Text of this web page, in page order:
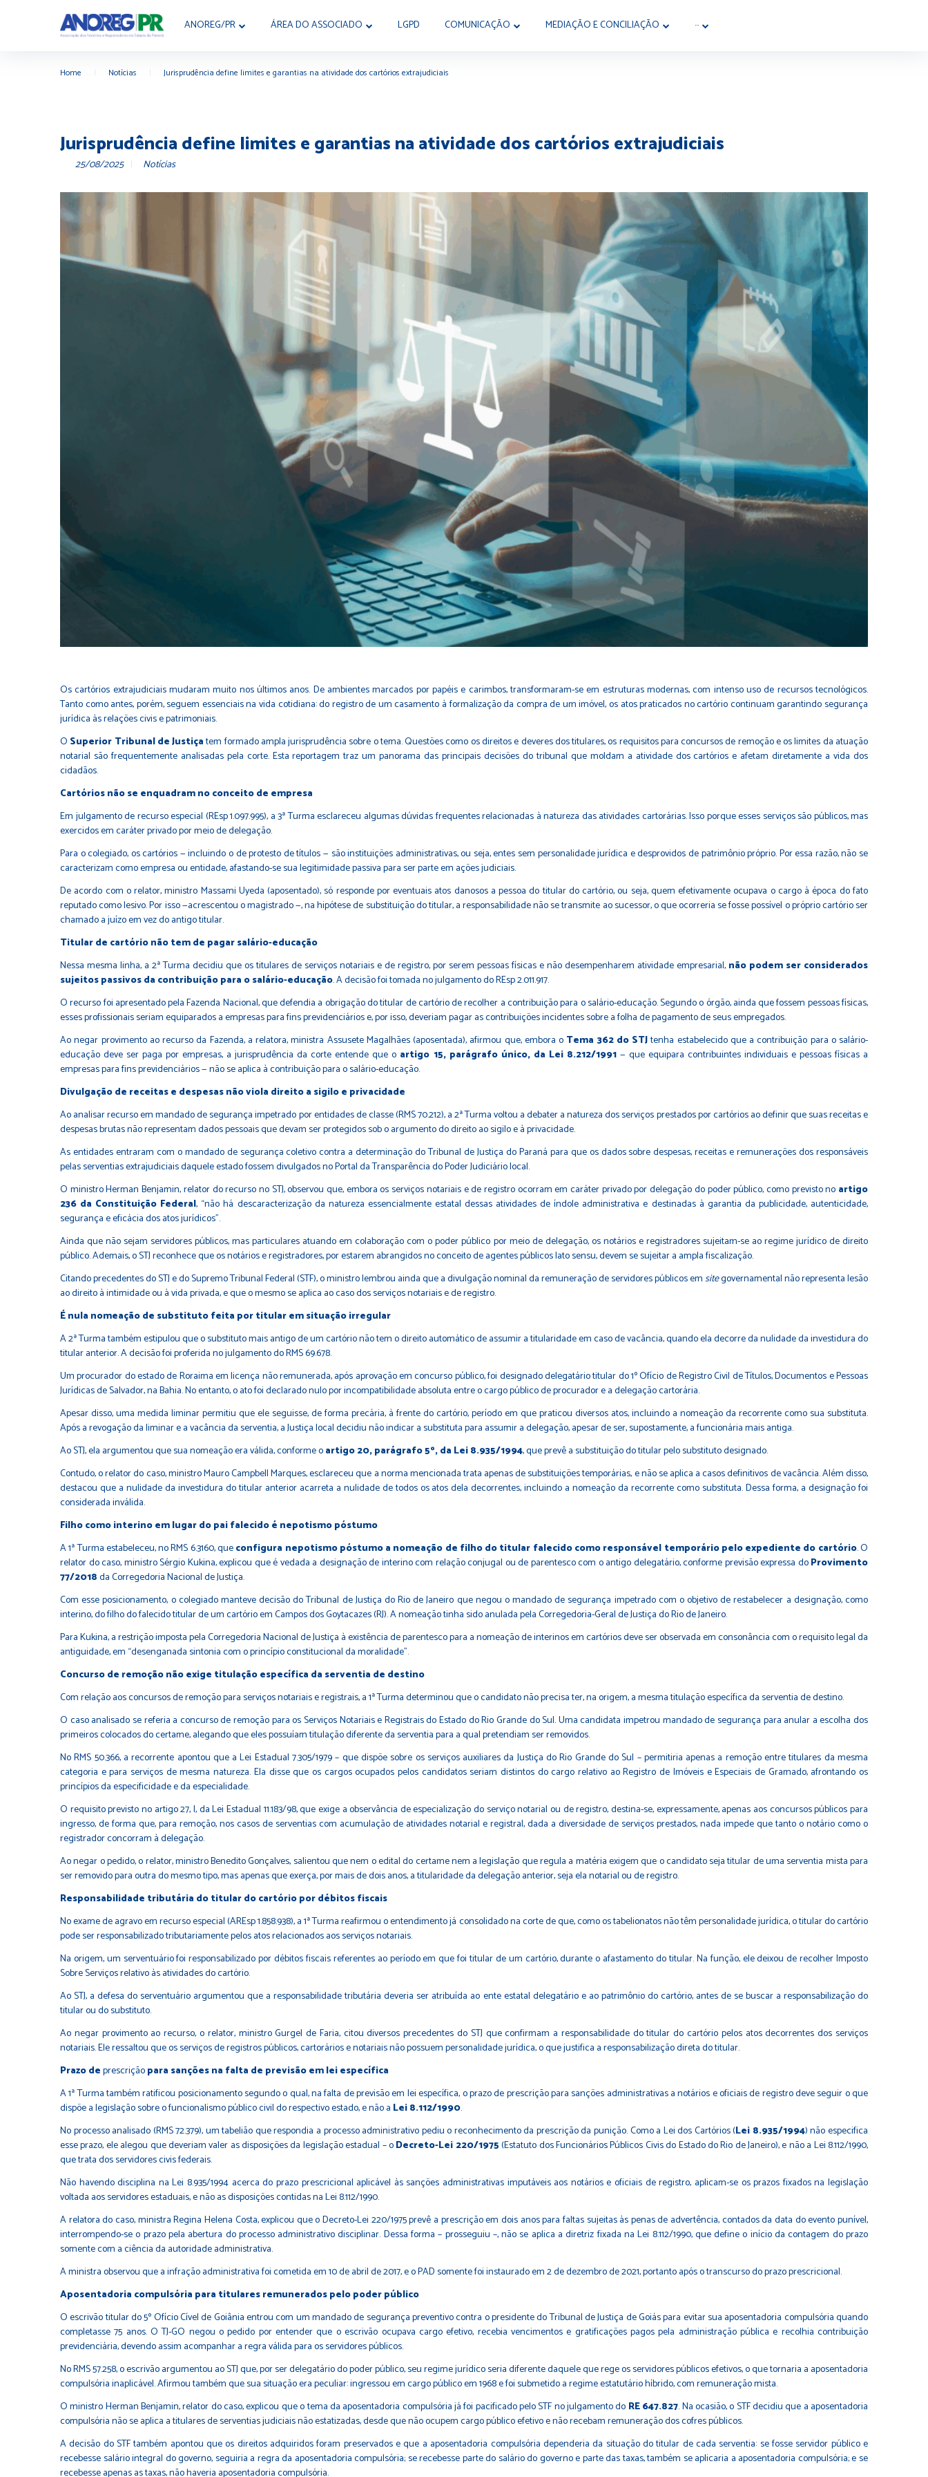
ANOREG/PR ÁREA DO ASSOCIADO LGPD COMUNICAÇÃO MEDIAÇÃO E CONCILIAÇÃO ···
Home Notícias Jurisprudência define limites e garantias na atividade dos cartórios extrajudiciais
Jurisprudência define limites e garantias na atividade dos cartórios extrajudiciais
25/08/2025 Notícias
Os cartórios extrajudiciais mudaram muito nos últimos anos. De ambientes marcados por papéis e carimbos, transformaram-se em estruturas modernas, com intenso uso de recursos tecnológicos.
Tanto como antes, porém, seguem essenciais na vida cotidiana: do registro de um casamento à formalização da compra de um imóvel, os atos praticados no cartório continuam garantindo segurança
jurídica às relações civis e patrimoniais.
O Superior Tribunal de Justiçatem formado ampla jurisprudência sobre o tema. Questões como os direitos e deveres dos titulares, os requisitos para concursos de remoção e os limites da atuação
notarial são frequentemente analisadas pela corte. Esta reportagem traz um panorama das principais decisões do tribunal que moldam a atividade dos cartórios e afetam diretamente a vida dos
cidadãos.
Cartórios não se enquadram no conceito de empresa
Em julgamento de recurso especial (REsp 1.097.995), a 3ª Turma esclareceu algumas dúvidas frequentes relacionadas à natureza das atividades cartorárias. Isso porque esses serviços são públicos, mas
exercidos em caráter privado por meio de delegação.
Para o colegiado, os cartórios — incluindo o de protesto de títulos — são instituições administrativas, ou seja, entes sem personalidade jurídica e desprovidos de patrimônio próprio. Por essa razão, não se
caracterizam como empresa ou entidade, afastando-se sua legitimidade passiva para ser parte em ações judiciais.
De acordo com o relator, ministro Massami Uyeda (aposentado), só responde por eventuais atos danosos a pessoa do titular do cartório, ou seja, quem efetivamente ocupava o cargo à época do fato
reputado como lesivo. Por isso —acrescentou o magistrado —, na hipótese de substituição do titular, a responsabilidade não se transmite ao sucessor, o que ocorreria se fosse possível o próprio cartório ser
chamado a juízo em vez do antigo titular.
Titular de cartório não tem de pagar salário-educação
Nessa mesma linha, a 2ª Turma decidiu que os titulares de serviços notariais e de registro, por serem pessoas físicas e não desempenharem atividade empresarial, não podem ser considerados
sujeitos passivos da contribuição para o salário-educação. A decisão foi tomada no julgamento do REsp 2.011.917.
O recurso foi apresentado pela Fazenda Nacional, que defendia a obrigação do titular de cartório de recolher a contribuição para o salário-educação. Segundo o órgão, ainda que fossem pessoas físicas,
esses profissionais seriam equiparados a empresas para fins previdenciários e, por isso, deveriam pagar as contribuições incidentes sobre a folha de pagamento de seus empregados.
Ao negar provimento ao recurso da Fazenda, a relatora, ministra Assusete Magalhães (aposentada), afirmou que, embora o Tema 362 do STJtenha estabelecido que a contribuição para o salário-
educação deve ser paga por empresas, a jurisprudência da corte entende que o artigo 15, parágrafo único, da Lei 8.212/1991— que equipara contribuintes individuais e pessoas físicas a
empresas para fins previdenciários — não se aplica à contribuição para o salário-educação.
Divulgação de receitas e despesas não viola direito a sigilo e privacidade
Ao analisar recurso em mandado de segurança impetrado por entidades de classe (RMS 70.212), a 2ª Turma voltou a debater a natureza dos serviços prestados por cartórios ao definir que suas receitas e
despesas brutas não representam dados pessoais que devam ser protegidos sob o argumento do direito ao sigilo e à privacidade.
As entidades entraram com o mandado de segurança coletivo contra a determinação do Tribunal de Justiça do Paraná para que os dados sobre despesas, receitas e remunerações dos responsáveis
pelas serventias extrajudiciais daquele estado fossem divulgados no Portal da Transparência do Poder Judiciário local.
O ministro Herman Benjamin, relator do recurso no STJ, observou que, embora os serviços notariais e de registro ocorram em caráter privado por delegação do poder público, como previsto no artigo
236 da Constituição Federal, “não há descaracterização da natureza essencialmente estatal dessas atividades de índole administrativa e destinadas à garantia da publicidade, autenticidade,
segurança e eficácia dos atos jurídicos”.
Ainda que não sejam servidores públicos, mas particulares atuando em colaboração com o poder público por meio de delegação, os notários e registradores sujeitam-se ao regime jurídico de direito
público. Ademais, o STJ reconhece que os notários e registradores, por estarem abrangidos no conceito de agentes públicos lato sensu, devem se sujeitar a ampla fiscalização.
Citando precedentes do STJ e do Supremo Tribunal Federal (STF), o ministro lembrou ainda que a divulgação nominal da remuneração de servidores públicos emsitegovernamental não representa lesão
ao direito à intimidade ou à vida privada, e que o mesmo se aplica ao caso dos serviços notariais e de registro.
É nula nomeação de substituto feita por titular em situação irregular
A 2ª Turma também estipulou que o substituto mais antigo de um cartório não tem o direito automático de assumir a titularidade em caso de vacância, quando ela decorre da nulidade da investidura do
titular anterior. A decisão foi proferida no julgamento do RMS 69.678.
Um procurador do estado de Roraima em licença não remunerada, após aprovação em concurso público, foi designado delegatário titular do 1º Ofício de Registro Civil de Títulos, Documentos e Pessoas
Jurídicas de Salvador, na Bahia. No entanto, o ato foi declarado nulo por incompatibilidade absoluta entre o cargo público de procurador e a delegação cartorária.
Apesar disso, uma medida liminar permitiu que ele seguisse, de forma precária, à frente do cartório, período em que praticou diversos atos, incluindo a nomeação da recorrente como sua substituta.
Após a revogação da liminar e a vacância da serventia, a Justiça local decidiu não indicar a substituta para assumir a delegação, apesar de ser, supostamente, a funcionária mais antiga.
Ao STJ, ela argumentou que sua nomeação era válida, conforme oartigo 20, parágrafo 5º, da Lei 8.935/1994, que prevê a substituição do titular pelo substituto designado.
Contudo, o relator do caso, ministro Mauro Campbell Marques, esclareceu que a norma mencionada trata apenas de substituições temporárias, e não se aplica a casos definitivos de vacância. Além disso,
destacou que a nulidade da investidura do titular anterior acarreta a nulidade de todos os atos dela decorrentes, incluindo a nomeação da recorrente como substituta. Dessa forma, a designação foi
considerada inválida.
Filho como interino em lugar do pai falecido é nepotismo póstumo
A 1ª Turma estabeleceu, no RMS 6.3160, queconfigura nepotismo póstumo a nomeação de filho do titular falecido como responsável temporário pelo expediente do cartório. O
relator do caso, ministro Sérgio Kukina, explicou que é vedada a designação de interino com relação conjugal ou de parentesco com o antigo delegatário, conforme previsão expressa doProvimento
77/2018da Corregedoria Nacional de Justiça.
Com esse posicionamento, o colegiado manteve decisão do Tribunal de Justiça do Rio de Janeiro que negou o mandado de segurança impetrado com o objetivo de restabelecer a designação, como
interino, do filho do falecido titular de um cartório em Campos dos Goytacazes (RJ). A nomeação tinha sido anulada pela Corregedoria-Geral de Justiça do Rio de Janeiro.
Para Kukina, a restrição imposta pela Corregedoria Nacional de Justiça à existência de parentesco para a nomeação de interinos em cartórios deve ser observada em consonância com o requisito legal da
antiguidade, em “desenganada sintonia com o princípio constitucional da moralidade”.
Concurso de remoção não exige titulação específica da serventia de destino
Com relação aos concursos de remoção para serviços notariais e registrais, a 1ª Turma determinou que o candidato não precisa ter, na origem, a mesma titulação específica da serventia de destino.
O caso analisado se referia a concurso de remoção para os Serviços Notariais e Registrais do Estado do Rio Grande do Sul. Uma candidata impetrou mandado de segurança para anular a escolha dos
primeiros colocados do certame, alegando que eles possuíam titulação diferente da serventia para a qual pretendiam ser removidos.
No RMS 50.366, a recorrente apontou que a Lei Estadual 7.305/1979 – que dispõe sobre os serviços auxiliares da Justiça do Rio Grande do Sul – permitiria apenas a remoção entre titulares da mesma
categoria e para serviços de mesma natureza. Ela disse que os cargos ocupados pelos candidatos seriam distintos do cargo relativo ao Registro de Imóveis e Especiais de Gramado, afrontando os
princípios da especificidade e da especialidade.
O requisito previsto no artigo 27, I, da Lei Estadual 11.183/98, que exige a observância de especialização do serviço notarial ou de registro, destina-se, expressamente, apenas aos concursos públicos para
ingresso, de forma que, para remoção, nos casos de serventias com acumulação de atividades notarial e registral, dada a diversidade de serviços prestados, nada impede que tanto o notário como o
registrador concorram à delegação.
Ao negar o pedido, o relator, ministro Benedito Gonçalves, salientou que nem o edital do certame nem a legislação que regula a matéria exigem que o candidato seja titular de uma serventia mista para
ser removido para outra do mesmo tipo, mas apenas que exerça, por mais de dois anos, a titularidade da delegação anterior, seja ela notarial ou de registro.
Responsabilidade tributária do titular do cartório por débitos fiscais
No exame de agravo em recurso especial (AREsp 1.858.938), a 1ª Turma reafirmou o entendimento já consolidado na corte de que, como os tabelionatos não têm personalidade jurídica, o titular do cartório
pode ser responsabilizado tributariamente pelos atos relacionados aos serviços notariais.
Na origem, um serventuário foi responsabilizado por débitos fiscais referentes ao período em que foi titular de um cartório, durante o afastamento do titular. Na função, ele deixou de recolher Imposto
Sobre Serviços relativo às atividades do cartório.
Ao STJ, a defesa do serventuário argumentou que a responsabilidade tributária deveria ser atribuída ao ente estatal delegatário e ao patrimônio do cartório, antes de se buscar a responsabilização do
titular ou do substituto.
Ao negar provimento ao recurso, o relator, ministro Gurgel de Faria, citou diversos precedentes do STJ que confirmam a responsabilidade do titular do cartório pelos atos decorrentes dos serviços
notariais. Ele ressaltou que os serviços de registros públicos, cartorários e notariais não possuem personalidade jurídica, o que justifica a responsabilização direta do titular.
Prazo deprescriçãopara sanções na falta de previsão em lei específica
A 1ª Turma também ratificou posicionamento segundo o qual, na falta de previsão em lei específica, o prazo de prescrição para sanções administrativas a notários e oficiais de registro deve seguir o que
dispõe a legislação sobre o funcionalismo público civil do respectivo estado, e não a Lei 8.112/1990.
No processo analisado (RMS 72.379), um tabelião que respondia a processo administrativo pediu o reconhecimento da prescrição da punição. Como a Lei dos Cartórios (Lei 8.935/1994) não especifica
esse prazo, ele alegou que deveriam valer as disposições da legislação estadual – oDecreto-Lei 220/1975(Estatuto dos Funcionários Públicos Civis do Estado do Rio de Janeiro), e não a Lei 8.112/1990,
que trata dos servidores civis federais.
Não havendo disciplina na Lei 8.935/1994 acerca do prazo prescricional aplicável às sanções administrativas imputáveis aos notários e oficiais de registro, aplicam-se os prazos fixados na legislação
voltada aos servidores estaduais, e não as disposições contidas na Lei 8.112/1990.
A relatora do caso, ministra Regina Helena Costa, explicou que o Decreto-Lei 220/1975 prevê a prescrição em dois anos para faltas sujeitas às penas de advertência, contados da data do evento punível,
interrompendo-se o prazo pela abertura do processo administrativo disciplinar. Dessa forma – prosseguiu –, não se aplica a diretriz fixada na Lei 8.112/1990, que define o início da contagem do prazo
somente com a ciência da autoridade administrativa.
A ministra observou que a infração administrativa foi cometida em 10 de abril de 2017, e o PAD somente foi instaurado em 2 de dezembro de 2021, portanto após o transcurso do prazo prescricional.
Aposentadoria compulsória para titulares remunerados pelo poder público
O escrivão titular do 5º Ofício Cível de Goiânia entrou com um mandado de segurança preventivo contra o presidente do Tribunal de Justiça de Goiás para evitar sua aposentadoria compulsória quando
completasse 75 anos. O TJ-GO negou o pedido por entender que o escrivão ocupava cargo efetivo, recebia vencimentos e gratificações pagos pela administração pública e recolhia contribuição
previdenciária, devendo assim acompanhar a regra válida para os servidores públicos.
No RMS 57.258, o escrivão argumentou ao STJ que, por ser delegatário do poder público, seu regime jurídico seria diferente daquele que rege os servidores públicos efetivos, o que tornaria a aposentadoria
compulsória inaplicável. Afirmou também que sua situação era peculiar: ingressou em cargo público em 1968 e foi submetido a regime estatutário híbrido, com remuneração mista.
O ministro Herman Benjamin, relator do caso, explicou que o tema da aposentadoria compulsória já foi pacificado pelo STF no julgamento do RE 647.827. Na ocasião, o STF decidiu que a aposentadoria
compulsória não se aplica a titulares de serventias judiciais não estatizadas, desde que não ocupem cargo público efetivo e não recebam remuneração dos cofres públicos.
A decisão do STF também apontou que os direitos adquiridos foram preservados e que a aposentadoria compulsória dependeria da situação do titular de cada serventia: se fosse servidor público e
recebesse salário integral do governo, seguiria a regra da aposentadoria compulsória; se recebesse parte do salário do governo e parte das taxas, também se aplicaria a aposentadoria compulsória; e se
recebesse apenas as taxas, não haveria aposentadoria compulsória.